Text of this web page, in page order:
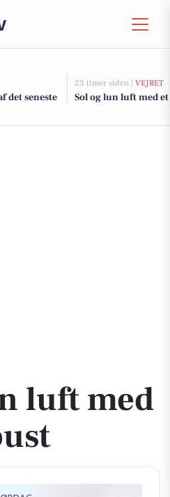
det seneste
23 timer siden | VEJRET
Sol og lun luft med
luft med